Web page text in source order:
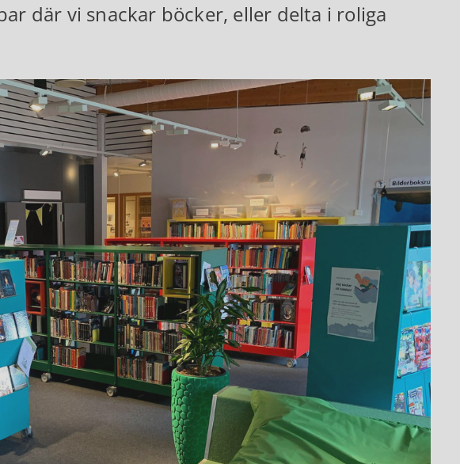
där vi snackar böcker, eller delta i roliga